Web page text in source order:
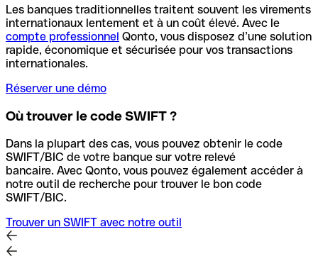
Les banques traditionnelles traitent souvent les virements
internationaux lentement et à un coût élevé. Avec le
compte professionnel Qonto, vous disposez d’une solution
rapide, économique et sécurisée pour vos transactions
internationales.
Réserver une démo
Où trouver le code SWIFT ?
Dans la plupart des cas, vous pouvez obtenir le code
SWIFT/BIC de votre banque sur votre relevé
bancaire. Avec Qonto, vous pouvez également accéder à
notre outil de recherche pour trouver le bon code
SWIFT/BIC.
Trouver un SWIFT avec notre outil